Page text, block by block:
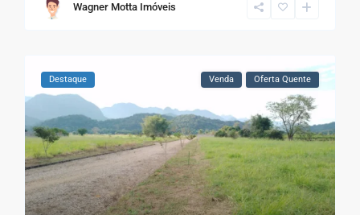
Wagner Motta Imóveis
Destaque Venda Oferta Quente